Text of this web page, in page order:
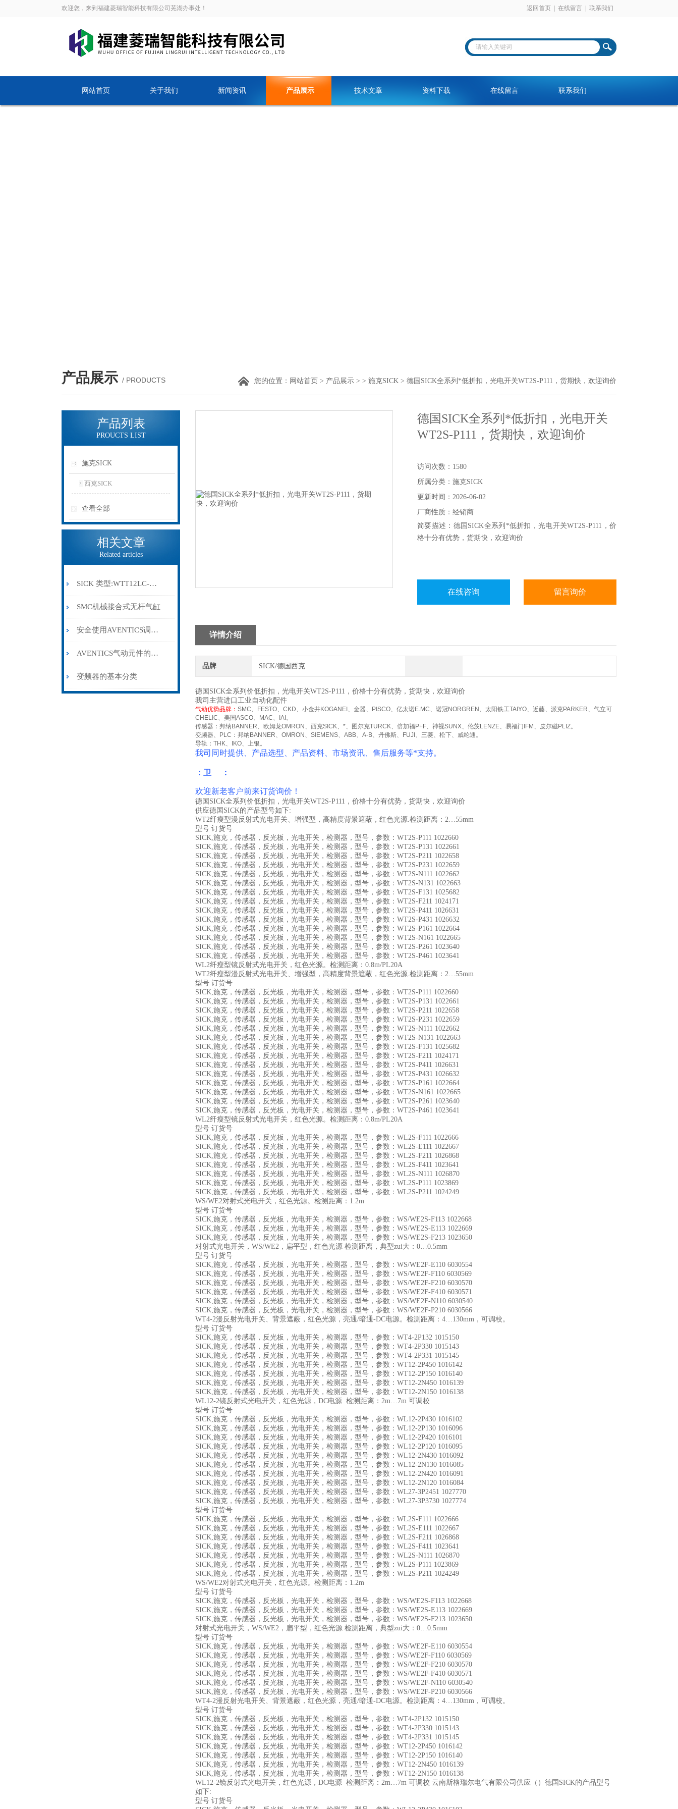
欢迎您，来到福建菱瑞智能科技有限公司芜湖办事处！ 返回首页 在线留言 联系我们
网站首页 关于我们 新闻资讯 产品展示 技术文章 资料下载 在线留言 联系我们
产品展示 / PRODUCTS 您的位置： 网站首页 > 产品展示 > > 施克SICK > 德国SICK全系列*低折扣，光电开关WT2S-P111，货期快，欢迎询价
产品列表
PROUCTS LIST
施克SICK
西克SICK
查看全部
相关文章
Related articles
SICK 类型:WTT12LC-B2543订货号: 1072659
SMC机械接合式无杆气缸
安全使用AVENTICS调压阀的方法介绍
AVENTICS气动元件的规范安装方法分享
变频器的基本分类
德国SICK全系列*低折扣，光电开关
WT2S-P111，货期快，欢迎询价
访问次数：1580
所属分类：施克SICK
更新时间：2026-06-02
厂商性质：经销商
简要描述：德国SICK全系列*低折扣，光电开关WT2S-P111，价
格十分有优势，货期快，欢迎询价
在线咨询 留言询价
详情介绍
品牌 SICK/德国西克
德国SICK全系列价低折扣，光电开关WT2S-P111，价格十分有优势，货期快，欢迎询价
我司主营进口工业自动化配件
气动优势品牌： SMC、 FESTO、 CKD、小金井KOGANEI 、金器、 PISCO、亿太诺E.MC、诺冠NORGREN 、太阳铁工TAIYO、近藤、派克PARKER、气立可
CHELIC、美国ASCO、 MAC、 IAI 。
传感器：邦纳 BANNER、欧姆龙OMRON 、西克SICK、 *、图尔克TURCK、倍加福P+F、神视SUNX、伦茨LENZE、易福门 IFM 、皮尔磁PLIZ。
变频器、
PLC ：邦纳 BANNER、 OMRON 、 SIEMENS、 ABB、 A-B、丹佛斯、 FUJI 、三菱、松下、威纶通。
导轨： THK、 IKO、上银。
我司同时提供、产品选型、产品资料、市场资讯、售后服务等*支持。
：卫 ：
欢迎新老客户前来订货询价！
德国SICK全系列价低折扣，光电开关WT2S-P111，价格十分有优势，货期快，欢迎询价
供应德国SICK的产品型号如下:
WT2纤瘦型漫反射式光电开关、增强型，高精度背景遮蔽，红色光源.检测距离：2…55mm
型号 订货号
SICK,施克，传感器，反光板，光电开关，检测器，型号，参数：WT2S-P111 1022660
SICK,施克，传感器，反光板，光电开关，检测器，型号，参数：WT2S-P131 1022661
SICK,施克，传感器，反光板，光电开关，检测器，型号，参数：WT2S-P211 1022658
SICK,施克，传感器，反光板，光电开关，检测器，型号，参数：WT2S-P231 1022659
SICK,施克，传感器，反光板，光电开关，检测器，型号，参数：WT2S-N111 1022662
SICK,施克，传感器，反光板，光电开关，检测器，型号，参数：WT2S-N131 1022663
SICK,施克，传感器，反光板，光电开关，检测器，型号，参数：WT2S-F131 1025682
SICK,施克，传感器，反光板，光电开关，检测器，型号，参数：WT2S-F211 1024171
SICK,施克，传感器，反光板，光电开关，检测器，型号，参数：WT2S-P411 1026631
SICK,施克，传感器，反光板，光电开关，检测器，型号，参数：WT2S-P431 1026632
SICK,施克，传感器，反光板，光电开关，检测器，型号，参数：WT2S-P161 1022664
SICK,施克，传感器，反光板，光电开关，检测器，型号，参数：WT2S-N161 1022665
SICK,施克，传感器，反光板，光电开关，检测器，型号，参数：WT2S-P261 1023640
SICK,施克，传感器，反光板，光电开关，检测器，型号，参数：WT2S-P461 1023641
WL2纤瘦型镜反射式光电开关，红色光源。检测距离：0.8m/PL20A
WT2纤瘦型漫反射式光电开关、增强型，高精度背景遮蔽，红色光源.检测距离：2…55mm
型号 订货号
SICK,施克，传感器，反光板，光电开关，检测器，型号，参数：WT2S-P111 1022660
SICK,施克，传感器，反光板，光电开关，检测器，型号，参数：WT2S-P131 1022661
SICK,施克，传感器，反光板，光电开关，检测器，型号，参数：WT2S-P211 1022658
SICK,施克，传感器，反光板，光电开关，检测器，型号，参数：WT2S-P231 1022659
SICK,施克，传感器，反光板，光电开关，检测器，型号，参数：WT2S-N111 1022662
SICK,施克，传感器，反光板，光电开关，检测器，型号，参数：WT2S-N131 1022663
SICK,施克，传感器，反光板，光电开关，检测器，型号，参数：WT2S-F131 1025682
SICK,施克，传感器，反光板，光电开关，检测器，型号，参数：WT2S-F211 1024171
SICK,施克，传感器，反光板，光电开关，检测器，型号，参数：WT2S-P411 1026631
SICK,施克，传感器，反光板，光电开关，检测器，型号，参数：WT2S-P431 1026632
SICK,施克，传感器，反光板，光电开关，检测器，型号，参数：WT2S-P161 1022664
SICK,施克，传感器，反光板，光电开关，检测器，型号，参数：WT2S-N161 1022665
SICK,施克，传感器，反光板，光电开关，检测器，型号，参数：WT2S-P261 1023640
SICK,施克，传感器，反光板，光电开关，检测器，型号，参数：WT2S-P461 1023641
WL2纤瘦型镜反射式光电开关，红色光源。检测距离：0.8m/PL20A
型号 订货号
SICK,施克，传感器，反光板，光电开关，检测器，型号，参数：WL2S-F111 1022666
SICK,施克，传感器，反光板，光电开关，检测器，型号，参数：WL2S-E111 1022667
SICK,施克，传感器，反光板，光电开关，检测器，型号，参数：WL2S-F211 1026868
SICK,施克，传感器，反光板，光电开关，检测器，型号，参数：WL2S-F411 1023641
SICK,施克，传感器，反光板，光电开关，检测器，型号，参数：WL2S-N111 1026870
SICK,施克，传感器，反光板，光电开关，检测器，型号，参数：WL2S-P111 1023869
SICK,施克，传感器，反光板，光电开关，检测器，型号，参数：WL2S-P211 1024249
WS/WE2对射式光电开关，红色光源。检测距离：1.2m
型号 订货号
SICK,施克，传感器，反光板，光电开关，检测器，型号，参数：WS/WE2S-F113 1022668
SICK,施克，传感器，反光板，光电开关，检测器，型号，参数：WS/WE2S-E113 1022669
SICK,施克，传感器，反光板，光电开关，检测器，型号，参数：WS/WE2S-F213 1023650
对射式光电开关，WS/WE2，扁平型，红色光源 检测距离，典型zui大：0…0.5mm
型号 订货号
SICK,施克，传感器，反光板，光电开关，检测器，型号，参数：WS/WE2F-E110 6030554
SICK,施克，传感器，反光板，光电开关，检测器，型号，参数：WS/WE2F-F110 6030569
SICK,施克，传感器，反光板，光电开关，检测器，型号，参数：WS/WE2F-F210 6030570
SICK,施克，传感器，反光板，光电开关，检测器，型号，参数：WS/WE2F-F410 6030571
SICK,施克，传感器，反光板，光电开关，检测器，型号，参数：WS/WE2F-N110 6030540
SICK,施克，传感器，反光板，光电开关，检测器，型号，参数：WS/WE2F-P210 6030566
WT4-2漫反射光电开关、背景遮蔽，红色光源，亮通/暗通-DC电源。检测距离：4…130mm，可调校。
型号 订货号
SICK,施克，传感器，反光板，光电开关，检测器，型号，参数：WT4-2P132 1015150
SICK,施克，传感器，反光板，光电开关，检测器，型号，参数：WT4-2P330 1015143
SICK,施克，传感器，反光板，光电开关，检测器，型号，参数：WT4-2P331 1015145
SICK,施克，传感器，反光板，光电开关，检测器，型号，参数：WT12-2P450 1016142
SICK,施克，传感器，反光板，光电开关，检测器，型号，参数：WT12-2P150 1016140
SICK,施克，传感器，反光板，光电开关，检测器，型号，参数：WT12-2N450 1016139
SICK,施克，传感器，反光板，光电开关，检测器，型号，参数：WT12-2N150 1016138
WL12-2镜反射式光电开关，红色光源，DC电源 检测距离：2m…7m 可调校
型号 订货号
SICK,施克，传感器，反光板，光电开关，检测器，型号，参数：WL12-2P430 1016102
SICK,施克，传感器，反光板，光电开关，检测器，型号，参数：WL12-2P130 1016096
SICK,施克，传感器，反光板，光电开关，检测器，型号，参数：WL12-2P420 1016101
SICK,施克，传感器，反光板，光电开关，检测器，型号，参数：WL12-2P120 1016095
SICK,施克，传感器，反光板，光电开关，检测器，型号，参数：WL12-2N430 1016092
SICK,施克，传感器，反光板，光电开关，检测器，型号，参数：WL12-2N130 1016085
SICK,施克，传感器，反光板，光电开关，检测器，型号，参数：WL12-2N420 1016091
SICK,施克，传感器，反光板，光电开关，检测器，型号，参数：WL12-2N120 1016084
SICK,施克，传感器，反光板，光电开关，检测器，型号，参数：WL27-3P2451 1027770
SICK,施克，传感器，反光板，光电开关，检测器，型号，参数：WL27-3P3730 1027774
型号 订货号
SICK,施克，传感器，反光板，光电开关，检测器，型号，参数：WL2S-F111 1022666
SICK,施克，传感器，反光板，光电开关，检测器，型号，参数：WL2S-E111 1022667
SICK,施克，传感器，反光板，光电开关，检测器，型号，参数：WL2S-F211 1026868
SICK,施克，传感器，反光板，光电开关，检测器，型号，参数：WL2S-F411 1023641
SICK,施克，传感器，反光板，光电开关，检测器，型号，参数：WL2S-N111 1026870
SICK,施克，传感器，反光板，光电开关，检测器，型号，参数：WL2S-P111 1023869
SICK,施克，传感器，反光板，光电开关，检测器，型号，参数：WL2S-P211 1024249
WS/WE2对射式光电开关，红色光源。检测距离：1.2m
型号 订货号
SICK,施克，传感器，反光板，光电开关，检测器，型号，参数：WS/WE2S-F113 1022668
SICK,施克，传感器，反光板，光电开关，检测器，型号，参数：WS/WE2S-E113 1022669
SICK,施克，传感器，反光板，光电开关，检测器，型号，参数：WS/WE2S-F213 1023650
对射式光电开关，WS/WE2，扁平型，红色光源 检测距离，典型zui大：0…0.5mm
型号 订货号
SICK,施克，传感器，反光板，光电开关，检测器，型号，参数：WS/WE2F-E110 6030554
SICK,施克，传感器，反光板，光电开关，检测器，型号，参数：WS/WE2F-F110 6030569
SICK,施克，传感器，反光板，光电开关，检测器，型号，参数：WS/WE2F-F210 6030570
SICK,施克，传感器，反光板，光电开关，检测器，型号，参数：WS/WE2F-F410 6030571
SICK,施克，传感器，反光板，光电开关，检测器，型号，参数：WS/WE2F-N110 6030540
SICK,施克，传感器，反光板，光电开关，检测器，型号，参数：WS/WE2F-P210 6030566
WT4-2漫反射光电开关、背景遮蔽，红色光源，亮通/暗通-DC电源。检测距离：4…130mm，可调校。
型号 订货号
SICK,施克，传感器，反光板，光电开关，检测器，型号，参数：WT4-2P132 1015150
SICK,施克，传感器，反光板，光电开关，检测器，型号，参数：WT4-2P330 1015143
SICK,施克，传感器，反光板，光电开关，检测器，型号，参数：WT4-2P331 1015145
SICK,施克，传感器，反光板，光电开关，检测器，型号，参数：WT12-2P450 1016142
SICK,施克，传感器，反光板，光电开关，检测器，型号，参数：WT12-2P150 1016140
SICK,施克，传感器，反光板，光电开关，检测器，型号，参数：WT12-2N450 1016139
SICK,施克，传感器，反光板，光电开关，检测器，型号，参数：WT12-2N150 1016138
WL12-2镜反射式光电开关，红色光源，DC电源 检测距离：2m…7m 可调校 云南斯格瑞尔电气有限公司供应（）德国SICK的产品型号
如下:
型号 订货号